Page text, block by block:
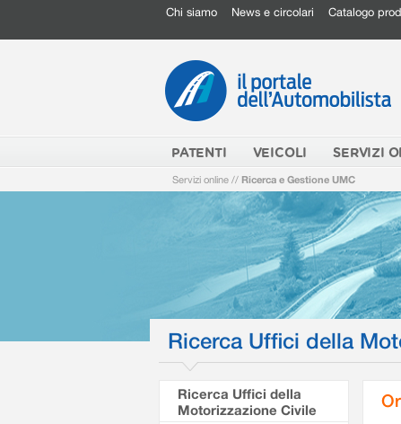
Chi siamo News e circolari Catalogo
PATENTI VEICOLI SERVIZI
Servizi online // Ricerca e Gestione UMC
Ricerca Uffici della
Ricerca Uffici della
Motorizzazione Civile